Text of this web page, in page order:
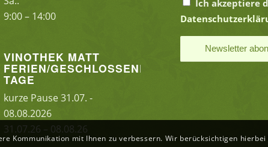
9:00 – 14:00
VINOTHEK MATT
FERIEN/GESCHLOSSENE
TAGE
kurze Pause 31.07. -
08.08.2026
31.07.26 – 08.08.26
Ich akzeptiere
Kommunikation mit Ihnen zu verbessern. Wir berücksichtigen